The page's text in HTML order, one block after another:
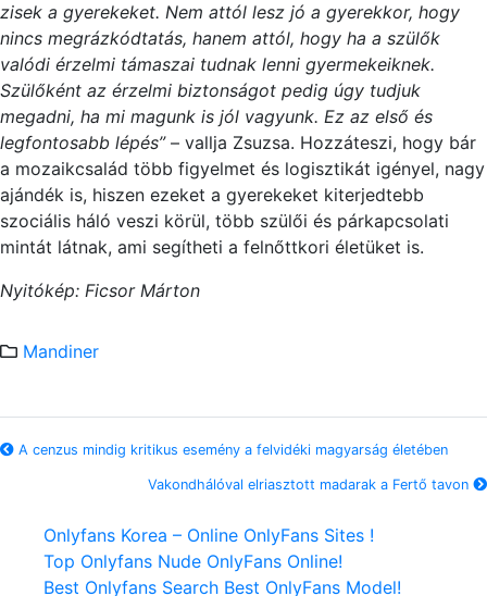
zisek a gyerekeket. Nem attól lesz jó a gyerekkor, hogy
nincs megrázkódtatás, hanem attól, hogy ha a szülők
valódi érzelmi támaszai tudnak lenni gyermekeiknek.
Szülőként az érzelmi biztonságot pedig úgy tudjuk
megadni, ha mi magunk is jól vagyunk. Ez az első és
legfontosabb lépés”– vallja Zsuzsa. Hozzáteszi, hogy bár
a mozaikcsalád több figyelmet és logisztikát igényel, nagy
ajándék is, hiszen ezeket a gyerekeket kiterjedtebb
szociális háló veszi körül, több szülői és párkapcsolati
mintát látnak, ami segítheti a felnőttkori életüket is.
Nyitókép: Ficsor Márton
Mandiner
A cenzus mindig kritikus esemény a felvidéki magyarság életében
Vakondhálóval elriasztott madarak a Fertő tavon
Onlyfans Korea – Online OnlyFans Sites !
Top Onlyfans Nude OnlyFans Online!
Best Onlyfans Search Best OnlyFans Model!